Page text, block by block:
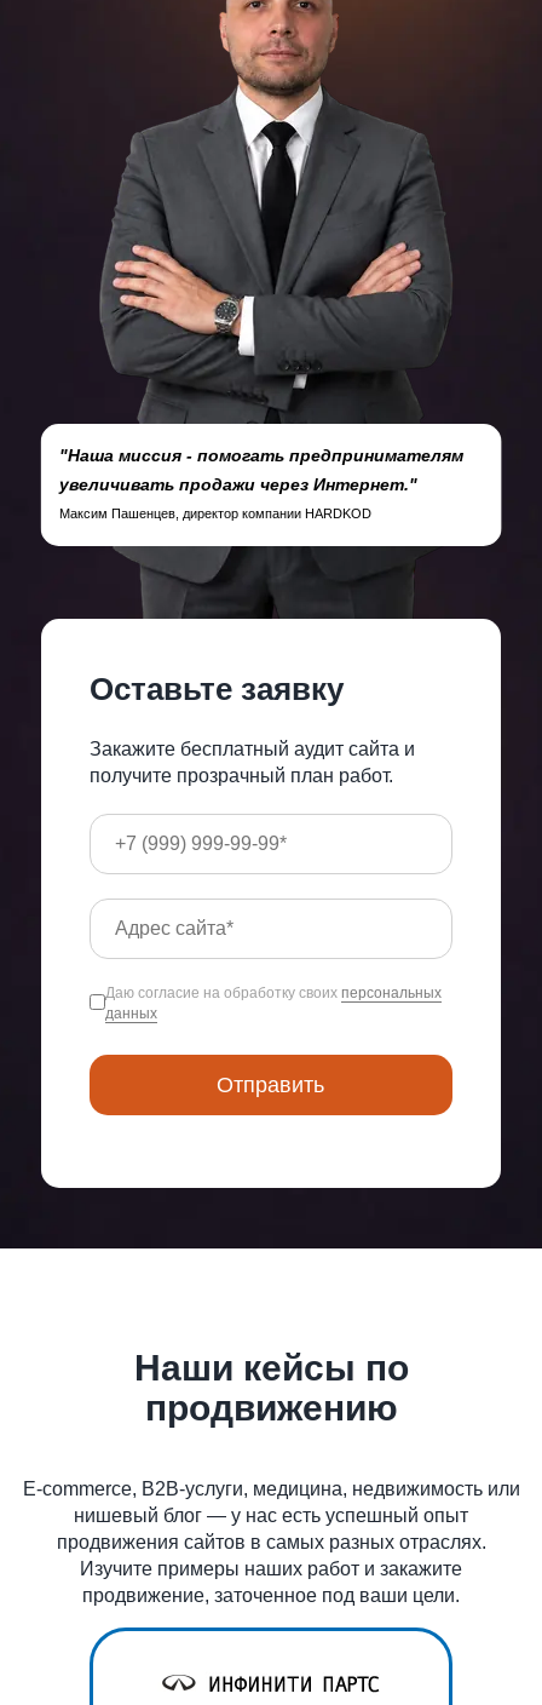
"Наша миссия - помогать предпринимателям
увеличивать продажи через Интернет."
Максим Пашенцев, директор компании HARDKOD
Оставьте заявку
Закажите бесплатный аудит сайта и
получите прозрачный план работ.
Даю согласие на обработку своих персональных
данных
Наши кейсы по
продвижению
E-commerce, B2B-услуги, медицина, недвижимость или
нишевый блог — у нас есть успешный опыт
продвижения сайтов в самых разных отраслях.
Изучите примеры наших работ и закажите
продвижение, заточенное под ваши цели.